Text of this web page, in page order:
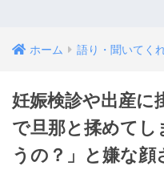
ホーム 語り・聞いてく
妊娠検診や出産に
で旦那と揉めて
うの？」と嫌な顔